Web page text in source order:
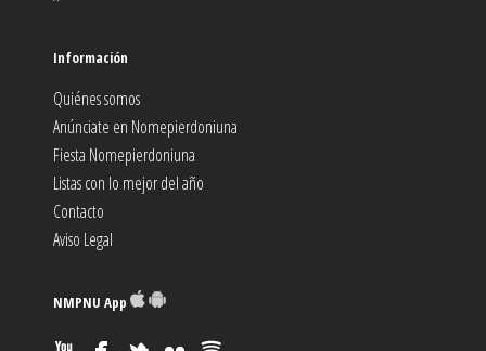
Información
Quiénes somos
Anúnciate en Nomepierdoniuna
Fiesta Nomepierdoniuna
Listas con lo mejor del año
Contacto
Aviso Legal
NMPNU App